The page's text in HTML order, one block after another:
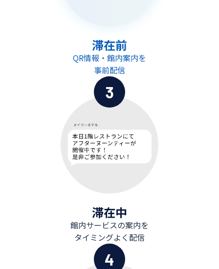
滞在前
QR情報・館内案内を
事前配信
3
滞在中
館内サービスの案内を
タイミングよく配信
4